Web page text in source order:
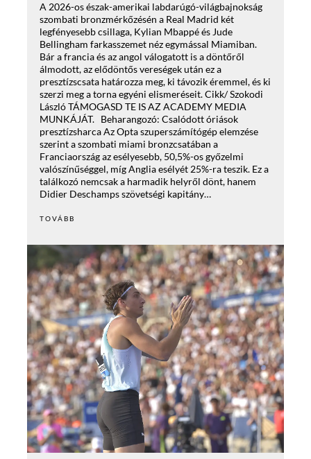
A 2026-os észak-amerikai labdarúgó-világbajnokság
szombati bronzmérkőzésén a Real Madrid két
legfényesebb csillaga, Kylian Mbappé és Jude
Bellingham farkasszemet néz egymással Miamiban.
Bár a francia és az angol válogatott is a döntőről
álmodott, az elődöntős vereségek után ez a
presztízscsata határozza meg, ki távozik éremmel, és ki
szerzi meg a torna egyéni elismeréseit. Cikk/ Szokodi
László TÁMOGASD TE IS AZ ACADEMY MEDIA
MUNKÁJÁT. Beharangozó: Csalódott óriások
presztízsharca Az Opta szuperszámítógép elemzése
szerint a szombati miami bronzcsatában a
Franciaország az esélyesebb, 50,5%-os győzelmi
valószínűséggel, míg Anglia esélyét 25%-ra teszik. Ez a
találkozó nemcsak a harmadik helyről dönt, hanem
Didier Deschamps szövetségi kapitány…
TOVÁBB